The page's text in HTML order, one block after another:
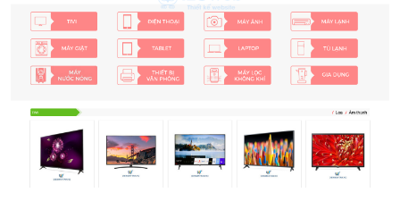
Thiết bị điện gia dụng